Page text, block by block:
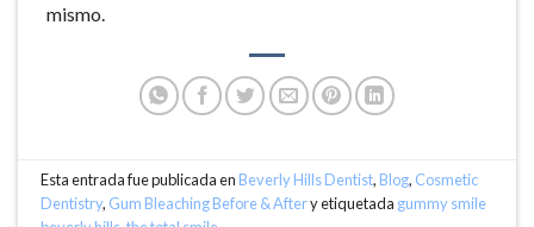
mismo.
Esta entrada fue publicada en Beverly Hills Dentist, Blog, Cosmetic
Dentistry, Gum Bleaching Before & Aftery etiquetada gummy smile